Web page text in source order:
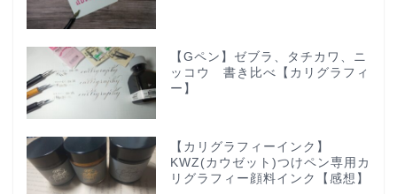
【Gペン】ゼブラ、タチカワ、ニ
ッコウ 書き比べ【カリグラフィ
ー】
【カリグラフィーインク】
KWZ(カウゼット)つけペン専用カ
リグラフィー顔料インク【感想】